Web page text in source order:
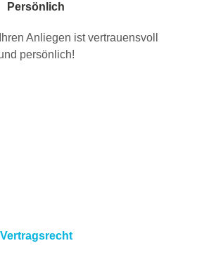
Persönlich
Anliegen ist vertrauensvoll
persönlich!
Vertragsrecht